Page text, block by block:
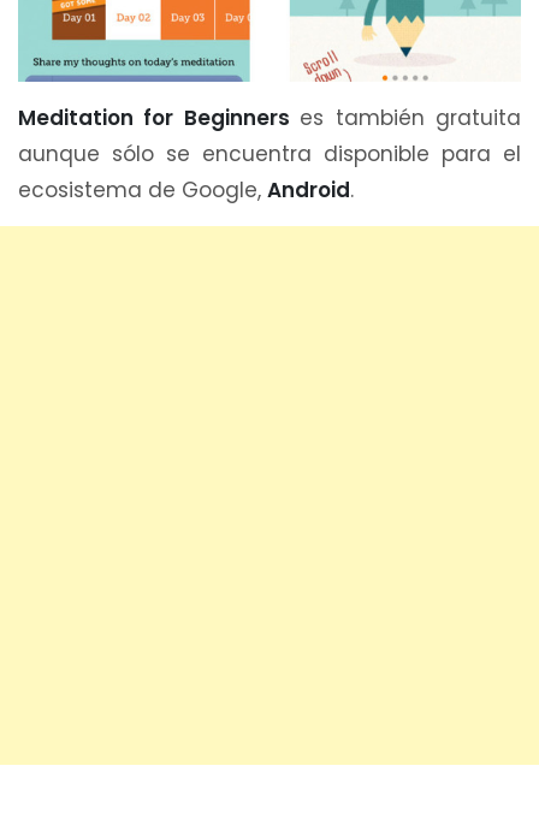
Meditation for Beginners es también gratuita
aunque sólo se encuentra disponible para el
ecosistema de Google, Android.